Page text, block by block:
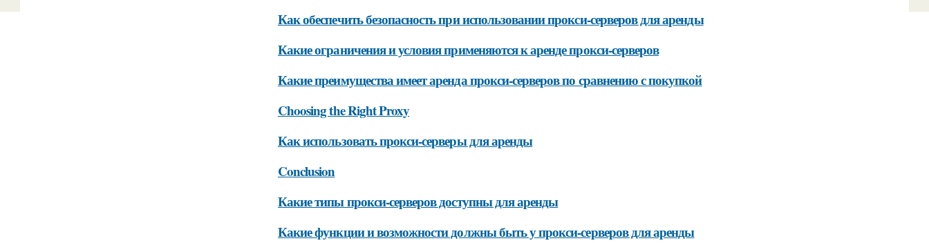
Как обеспечить безопасность при использовании прокси-серверов для аренды
Какие ограничения и условия применяются к аренде прокси-серверов
Какие преимущества имеет аренда прокси-серверов по сравнению с покупкой
Choosing the Right Proxy
Как использовать прокси-серверы для аренды
Conclusion
Какие типы прокси-серверов доступны для аренды
Какие функции и возможности должны быть у прокси-серверов для аренды